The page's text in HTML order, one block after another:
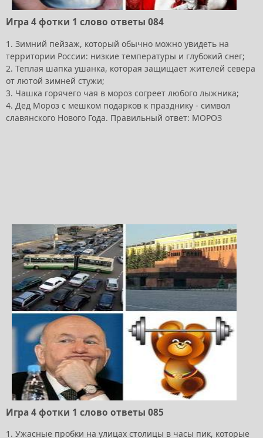
Игра 4 фотки 1 слово ответы 084
1. Зимний пейзаж, который обычно можно увидеть на
территории России: низкие температуры и глубокий снег;
2. Теплая шапка ушанка, которая защищает жителей севера
от лютой зимней стужи;
3. Чашка горячего чая в мороз согреет любого лыжника;
4. Дед Мороз с мешком подарков к празднику - символ
славянского Нового Года. Правильный ответ: МОРОЗ
Игра 4 фотки 1 слово ответы 085
1. Ужасные пробки на улицах столицы в часы пик, которые